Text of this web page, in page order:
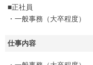
■正社員
・一般事務（大卒程度）
仕事内容